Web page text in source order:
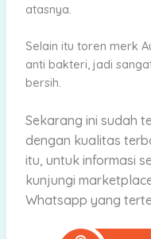
atasnya.
Selain itu toren merk
anti bakteri, jadi
bersih.
Sekarang ini sudah
dengan kualitas
itu, untuk informasi
kunjungi
Whatsapp yang